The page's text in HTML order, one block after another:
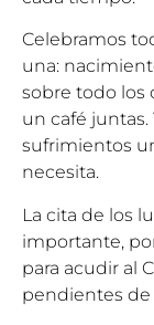
Celebramos
una:
sobre todo los
un café juntas.
sufrimientos
necesita.
La cita de los
importante,
para acudir al
pendientes de